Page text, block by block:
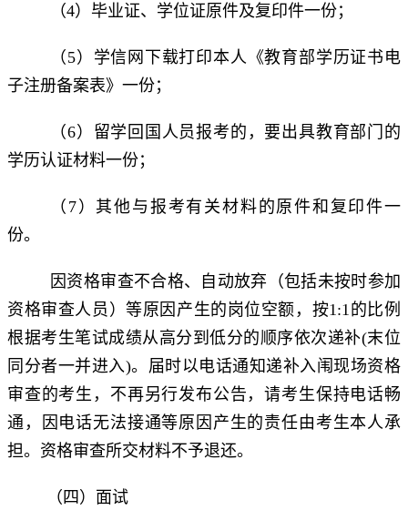
（4）毕业证、学位证原件及复印件一份；
（5）学信网下载打印本人《教育部学历证书电
子注册备案表》一份；
（6）留学回国人员报考的，要出具教育部门的
学历认证材料一份；
（7）其他与报考有关材料的原件和复印件一
份。
因资格审查不合格、自动放弃（包括未按时参加
资格审查人员）等原因产生的岗位空额，按1:1的比例
根据考生笔试成绩从高分到低分的顺序依次递补(末位
同分者一并进入)。届时以电话通知递补入闱现场资格
审查的考生，不再另行发布公告，请考生保持电话畅
通，因电话无法接通等原因产生的责任由考生本人承
担。资格审查所交材料不予退还。
（四）面试